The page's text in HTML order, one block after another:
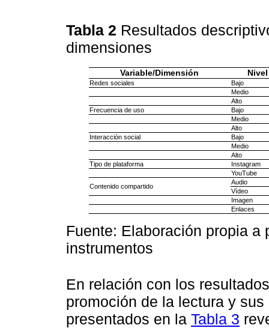
Tabla 2 Resultados
dimensiones
Variable/Dimensión Nivel
Redes sociales
Bajo
Medio
Alto
Frecuencia de uso
Bajo
Medio
Alto
Interacción social
Bajo
Medio
Alto
Tipo de plataforma
Instagram
YouTube
Contenido compartido
Audio
Vídeo
Imagen
Enlaces
Fuente: Elaboración propia
instrumentos
En relación con los
promoción de la lectura y
presentados en la Tabla 3